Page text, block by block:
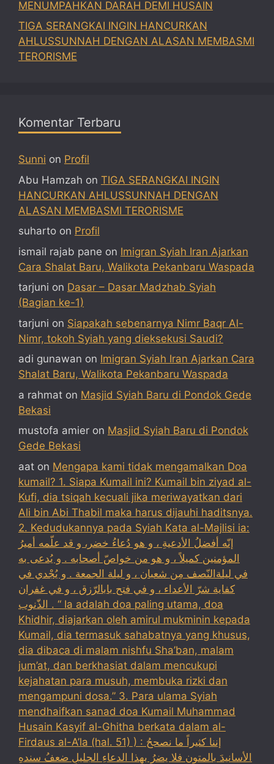
MENUMPAHKAN DARAH DEMI HUSAIN
TIGA SERANGKAI INGIN HANCURKAN
AHLUSSUNNAH DENGAN ALASAN MEMBASMI
TERORISME
Komentar Terbaru
Sunni on Profil
Abu Hamzah on TIGA SERANGKAI INGIN
HANCURKAN AHLUSSUNNAH DENGAN
ALASAN MEMBASMI TERORISME
suharto on Profil
ismail rajab pane on Imigran Syiah Iran Ajarkan
Cara Shalat Baru, Walikota Pekanbaru Waspada
tarjuni on Dasar – Dasar Madzhab Syiah
(Bagian ke-1)
tarjuni on Siapakah sebenarnya Nimr Baqr Al-
Nimr, tokoh Syiah yang dieksekusi Saudi?
adi gunawan on Imigran Syiah Iran Ajarkan Cara
Shalat Baru, Walikota Pekanbaru Waspada
a rahmat on Masjid Syiah Baru di Pondok Gede
Bekasi
mustofa amier on Masjid Syiah Baru di Pondok
Gede Bekasi
aat on Mengapa kami tidak mengamalkan Doa
kumail? 1. Siapa Kumail ini? Kumail bin ziyad al-
Kufi, dia tsiqah kecuali jika meriwayatkan dari
Ali bin Abi Thabil maka harus dijauhi haditsnya.
2. Kedudukannya pada Syiah Kata al-Majlisi ia:
إنّه أفضلُ الأدعيةِ ، و هو دُعاءُ خضر، و قد علّمه أميرُ
المؤمنين كميلاً ، و هو من خواصّ أصحابه . و يُدعى به
في ليلةالنّصف مِن شعبان ، و ليلة الجمعة . و يُجْدي في
كفاية شرّ الأعداء ، و في فتح بابالرّزق ، و في غفران
الذّنوب . “ Ia adalah doa paling utama, doa
Khidhir, diajarkan oleh amirul mukminin kepada
Kumail, dia termasuk sahabatnya yang khusus,
dia dibaca di malam nishfu Sha’ban, malam
jum’at, dan berkhasiat dalam mencukupi
kejahatan para musuh, membuka rizki dan
mengampuni dosa.” 3. Para ulama Syiah
mendhaifkan sanad doa Kumail Muhammad
Husain Kasyif al-Ghitha berkata dalam al-
Firdaus al-A’la (hal. 51) ) : إننا كثيراً ما نصححُ
الأسانيدَ بالمتون فلا يضرُ بهذا الدعاءِ الجليلِ ضعفُ سندهِ